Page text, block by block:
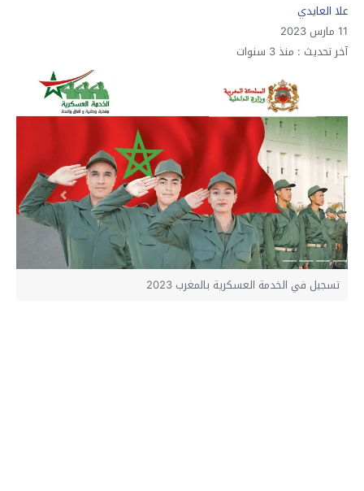
علا العايدي
11 مارس 2023
آخر تحديث : منذ 3 سنوات
تسجيل في الخدمة العسكرية بالمغرب 2023